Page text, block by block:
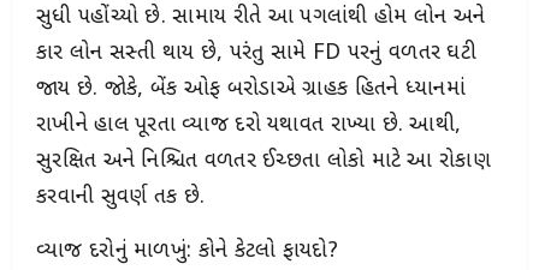
સુધી પહોંચ્યો છે. સામાન્ય રીતે આ પગલાંથી હોમ લોન અને
કાર લોન સસ્તી થાય છે, પરંતુ સામે FD પરનું વળતર ઘટી
જાય છે. જોકે, બેંક ઓફ બરોડાએ ગ્રાહક હિતને ધ્યાનમાં
રાખીને હાલ પૂરતા વ્યાજ દરો યથાવત રાખ્યા છે. આથી,
સુરક્ષિત અને નિશ્ચિત વળતર ઈચ્છતા લોકો માટે આ રોકાણ
કરવાની સુવર્ણ તક છે.
વ્યાજ દરોનું માળખું: કોને કેટલો ફાયદો?